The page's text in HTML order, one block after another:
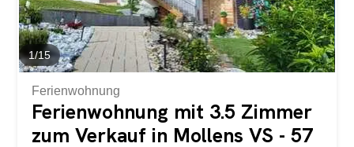
1/15
Ferienwohnung
Ferienwohnung mit 3.5 Zimmer
zum Verkauf in Mollens VS - 57